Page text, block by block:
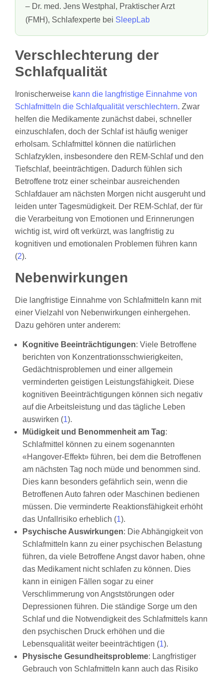
– Dr. med. Jens Westphal, Praktischer Arzt
(FMH), Schlafexperte bei SleepLab
Verschlechterung der
Schlafqualität
Ironischerweise kann die langfristige Einnahme von
Schlafmitteln die Schlafqualität verschlechtern. Zwar
helfen die Medikamente zunächst dabei, schneller
einzuschlafen, doch der Schlaf ist häufig weniger
erholsam. Schlafmittel können die natürlichen
Schlafzyklen, insbesondere den REM-Schlaf und den
Tiefschlaf, beeinträchtigen. Dadurch fühlen sich
Betroffene trotz einer scheinbar ausreichenden
Schlafdauer am nächsten Morgen nicht ausgeruht und
leiden unter Tagesmüdigkeit. Der REM-Schlaf, der für
die Verarbeitung von Emotionen und Erinnerungen
wichtig ist, wird oft verkürzt, was langfristig zu
kognitiven und emotionalen Problemen führen kann
(2).
Nebenwirkungen
Die langfristige Einnahme von Schlafmitteln kann mit
einer Vielzahl von Nebenwirkungen einhergehen.
Dazu gehören unter anderem:
Kognitive Beeinträchtigungen: Viele Betroffene
berichten von Konzentrationsschwierigkeiten,
Gedächtnisproblemen und einer allgemein
verminderten geistigen Leistungsfähigkeit. Diese
kognitiven Beeinträchtigungen können sich negativ
auf die Arbeitsleistung und das tägliche Leben
auswirken (1).
Müdigkeit und Benommenheit am Tag:
Schlafmittel können zu einem sogenannten
«Hangover-Effekt» führen, bei dem die Betroffenen
am nächsten Tag noch müde und benommen sind.
Dies kann besonders gefährlich sein, wenn die
Betroffenen Auto fahren oder Maschinen bedienen
müssen. Die verminderte Reaktionsfähigkeit erhöht
das Unfallrisiko erheblich (1).
Psychische Auswirkungen: Die Abhängigkeit von
Schlafmitteln kann zu einer psychischen Belastung
führen, da viele Betroffene Angst davor haben, ohne
das Medikament nicht schlafen zu können. Dies
kann in einigen Fällen sogar zu einer
Verschlimmerung von Angststörungen oder
Depressionen führen. Die ständige Sorge um den
Schlaf und die Notwendigkeit des Schlafmittels kann
den psychischen Druck erhöhen und die
Lebensqualität weiter beeinträchtigen (1).
Physische Gesundheitsprobleme: Langfristiger
Gebrauch von Schlafmitteln kann auch das Risiko